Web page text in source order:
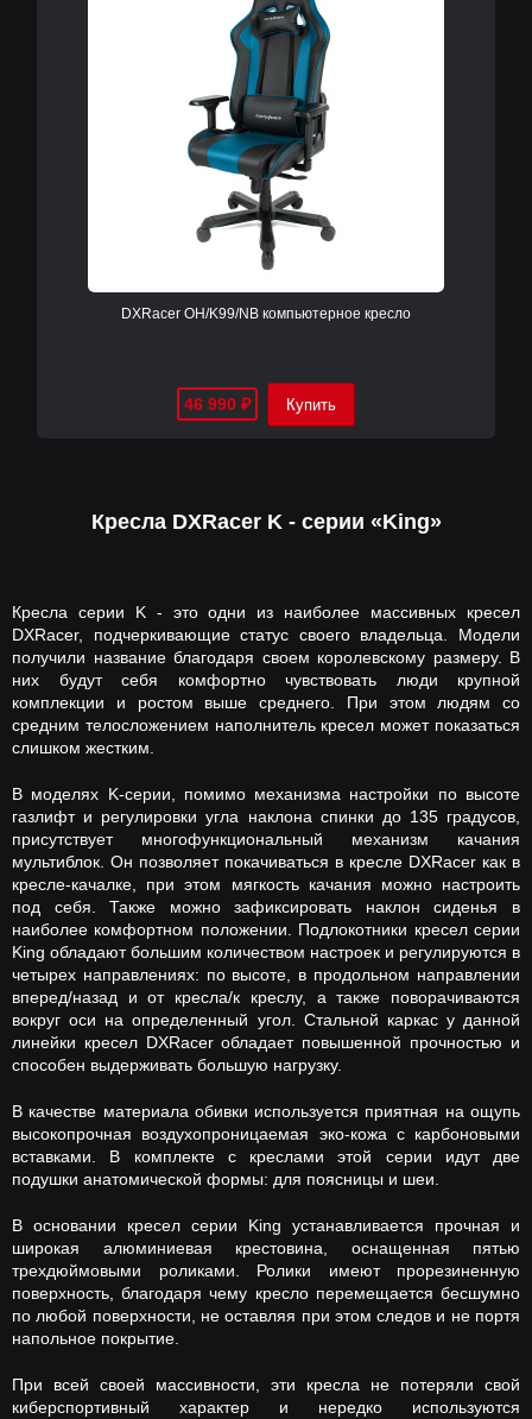
DXRacer OH/K99/NB компьютерное кресло
46 990 ₽
Кресла DXRacer K - серии «King»
Кресла серии K - это одни из наиболее массивных кресел
DXRacer, подчеркивающие статус своего владельца. Модели
получили название благодаря своем королевскому размеру. В
них будут себя комфортно чувствовать люди крупной
комплекции и ростом выше среднего. При этом людям со
средним телосложением наполнитель кресел может показаться
слишком жестким.
В моделях K-серии, помимо механизма настройки по высоте
газлифт и регулировки угла наклона спинки до 135 градусов,
присутствует многофункциональный механизм качания
мультиблок. Он позволяет покачиваться в кресле DXRacer как в
кресле-качалке, при этом мягкость качания можно настроить
под себя. Также можно зафиксировать наклон сиденья в
наиболее комфортном положении. Подлокотники кресел серии
King обладают большим количеством настроек и регулируются в
четырех направлениях: по высоте, в продольном направлении
вперед/назад и от кресла/к креслу, а также поворачиваются
вокруг оси на определенный угол. Стальной каркас у данной
линейки кресел DXRacer обладает повышенной прочностью и
способен выдерживать большую нагрузку.
В качестве материала обивки используется приятная на ощупь
высокопрочная воздухопроницаемая эко-кожа с карбоновыми
вставками. В комплекте с креслами этой серии идут две
подушки анатомической формы: для поясницы и шеи.
В основании кресел серии King устанавливается прочная и
широкая алюминиевая крестовина, оснащенная пятью
трехдюймовыми роликами. Ролики имеют прорезиненную
поверхность, благодаря чему кресло перемещается бесшумно
по любой поверхности, не оставляя при этом следов и не портя
напольное покрытие.
При всей своей массивности, эти кресла не потеряли свой
киберспортивный характер и нередко используются